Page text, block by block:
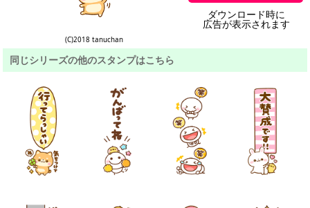
(C)2018 tanuchan
ダウンロード時に
広告が表示されます
同じシリーズの他のスタンプはこちら